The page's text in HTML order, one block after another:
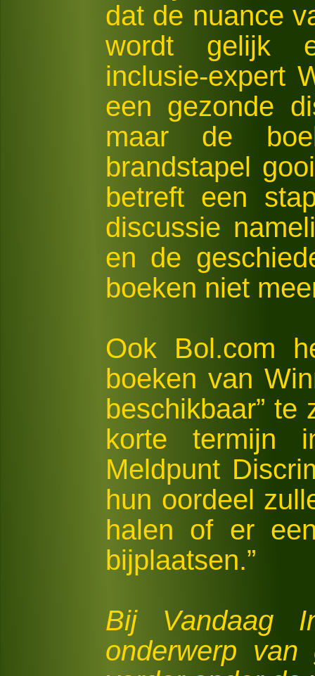
dat de nuance
wordt gelijk
inclusie-expert
een gezonde
maar de
brandstapel
betreft een
discussie
en de
boeken niet
Ook Bol.com
boeken van
beschikbaar” te
korte termijn
Meldpunt
hun oordeel
halen of er
bijplaatsen.”
Bij Vandaag
onderwerp van